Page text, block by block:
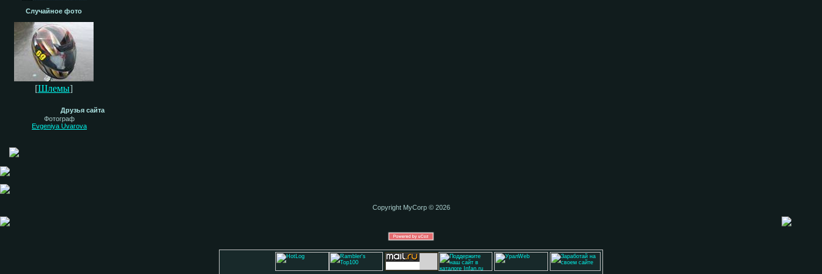
Случайное фото
[Шлемы]
Друзья сайта
Фотограф
Evgeniya Uvarova
Copyright MyCorp © 2026